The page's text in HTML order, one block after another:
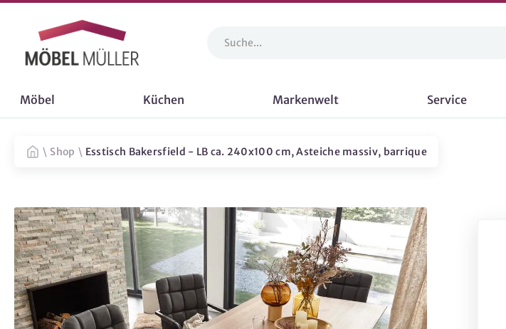
Möbel Küchen Markenwelt Service
\ Shop \ Esstisch Bakersfield - LB ca. 240x100 cm, Asteiche massiv, barrique